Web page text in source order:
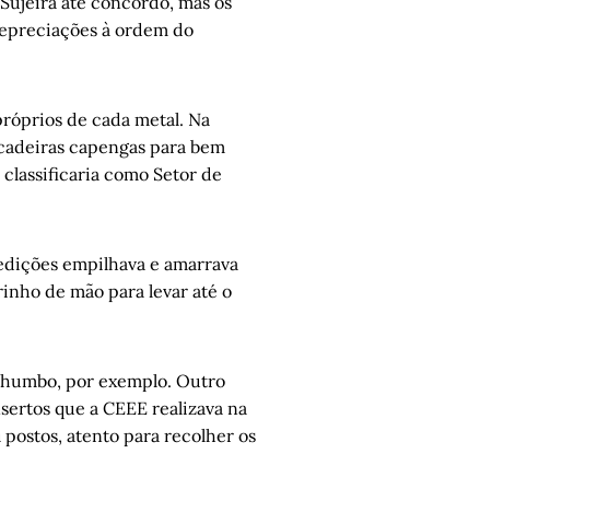
Terra
no Café América
à ordem do
de cada metal. Na
capengas para bem
como Setor de
empilhava e amarrava
de mão para levar até o
por exemplo. Outro
que a CEEE realizava na
atento para recolher os